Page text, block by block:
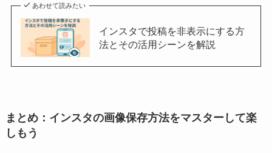
あわせて読みたい
インスタで投稿を非表示にする方
法とその活用シーンを解説
まとめ：インスタの画像保存方法をマスターして楽
しもう